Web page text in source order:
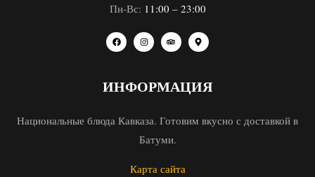
Пн-Вс: 11:00 – 23:00
ИНФОРМАЦИЯ
Национальные блюда Кавказа. Готовим вкусно с доставкой в
Батуми.
Карта сайта